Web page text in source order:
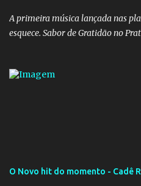
A primeira música lançada nas
esquece. Sabor de Gratidão no
O Novo hit do momento - Cadê